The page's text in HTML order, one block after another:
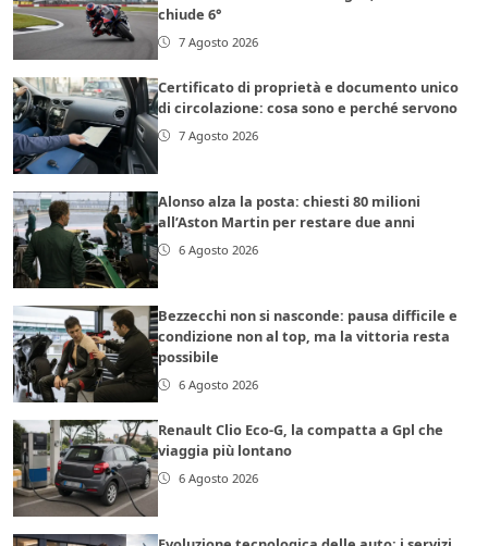
chiude 6°
7 Agosto 2026
Certificato di proprietà e documento unico
di circolazione: cosa sono e perché servono
7 Agosto 2026
Alonso alza la posta: chiesti 80 milioni
all’Aston Martin per restare due anni
6 Agosto 2026
Bezzecchi non si nasconde: pausa difficile e
condizione non al top, ma la vittoria resta
possibile
6 Agosto 2026
Renault Clio Eco-G, la compatta a Gpl che
viaggia più lontano
6 Agosto 2026